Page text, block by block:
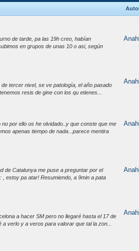
de tarde, pa las 19h creo, habían
en grupos de unas 10 o asi, según
tercer nivel, se ve patología, el año pasado
resis de gine con los qu etienes...
por ello os he olvidado..y que conste que me
apenas tiempo de nada...parece mentira
de Catalunya me puse a preguntar por el
, estoy pa atar! Resumiendo, a 9min a pata
a hacer SM pero no llegaré hasta el 17 de
verlo y a veros para valorar que tal la zon...